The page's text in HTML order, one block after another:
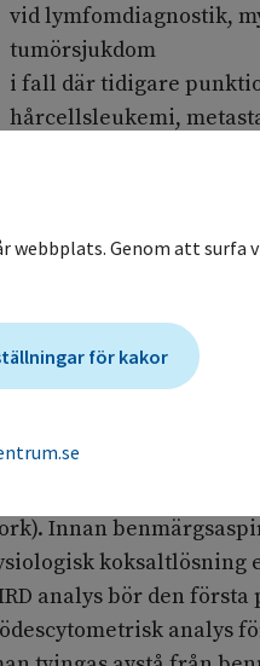
vid lymfomdiagnostik,
tumörsjukdom
i fall där tidigare
hårcellsleukemi,
4. Vid extramedullärt
infiltrat i annan vävnad
i sterilt
Provmaterial av detta
laboratoriet så snart som
efter provtagningen.
provtagning för
2 – 3 ml
Innan
koksaltlösning
analys bör den
analys
webbplats. Genom att surfa
för kakor